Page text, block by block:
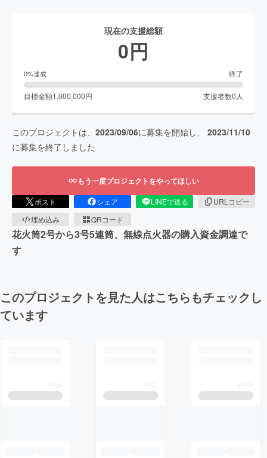
現在の支援総額
0円
0%達成 終了
目標金額1,000,000円 支援者数0 人
このプロジェクトは、 2023/09/06に募集を開始し、 2023/11/10
に募集を終了しました
もう一度プロジェクトをやってほしい
ポスト シェア LINEで送る
URLコピー
埋め込み
QRコード
花火筒2号から3号5連筒、無線点火器の購入資金調達で
す
このプロジェクトを見た人はこちらもチェックし
ています